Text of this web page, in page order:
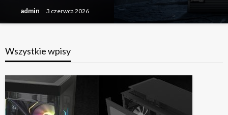
admin 3 czerwca 2026
Wszystkie wpisy